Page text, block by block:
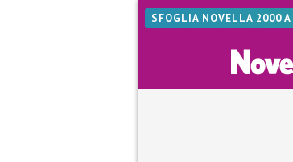
SFOGLIA NOVELLA 2000